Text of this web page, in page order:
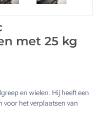
met 25 kg
en wielen. Hij heeft een
voor het verplaatsen van